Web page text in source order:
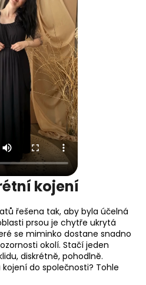
kojení
řešena tak, aby byla účelná
prsou je chytře ukrytá
se miminko dostane snadno
okolí. Stačí jeden
diskrétně, pohodlně.
do společnosti? Tohle